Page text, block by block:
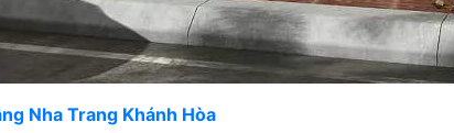
Nha Trang Khánh Hòa